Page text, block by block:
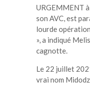
URGEMMENT
son AVC, est
lourde
», a indiqué
cagnotte.
Le 22 juillet
vrai nom